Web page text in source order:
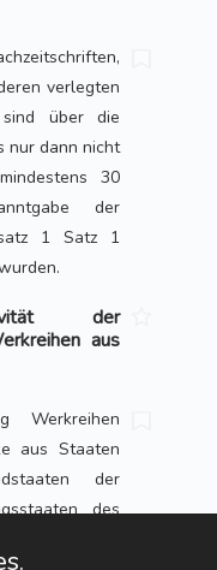
verlegten
über die
nur dann nicht
30
der
1 Satz 1
der
aus
Werkreihen
aus Staaten
der
des